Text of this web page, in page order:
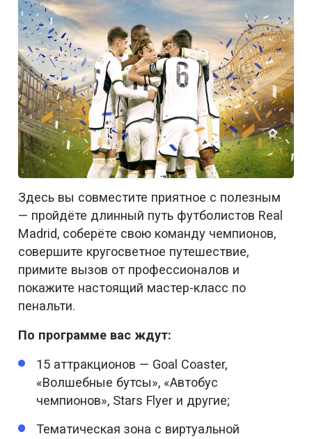
Здесь вы совместите приятное с полезным
— пройдёте длинный путь футболистов Real
Madrid, соберёте свою команду чемпионов,
совершите кругосветное путешествие,
примите вызов от профессионалов и
покажите настоящий мастер-класс по
пенальти.
По программе вас ждут:
15 аттракционов — Goal Coaster,
«Волшебные бутсы», «Автобус
чемпионов», Stars Flyer и другие;
Тематическая зона с виртуальной